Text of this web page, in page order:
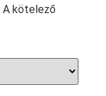
A kötelező